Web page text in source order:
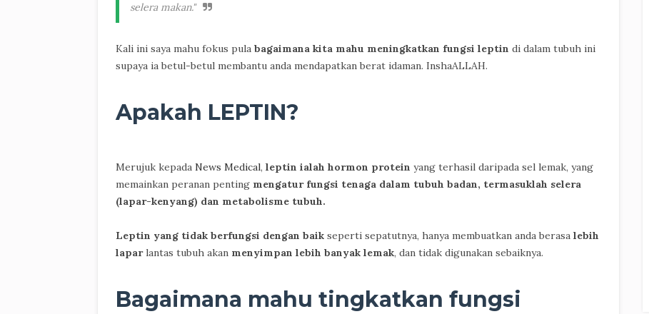
selera makan."
Kali ini saya mahu fokus pula bagaimana kita mahu meningkatkan fungsi leptin di dalam tubuh ini
supaya ia betul-betul membantu anda mendapatkan berat idaman. InshaALLAH.
Apakah LEPTIN?
Merujuk kepada News Medical, leptin ialah hormon protein yang terhasil daripada sel lemak, yang
memainkan peranan penting mengatur fungsi tenaga dalam tubuh badan, termasuklah selera
(lapar-kenyang) dan metabolisme tubuh.
Leptin yang tidak berfungsi dengan baik seperti sepatutnya, hanya membuatkan anda berasa lebih
laparlantas tubuh akan menyimpan lebih banyak lemak, dan tidak digunakan sebaiknya.
Bagaimana mahu tingkatkan fungsi